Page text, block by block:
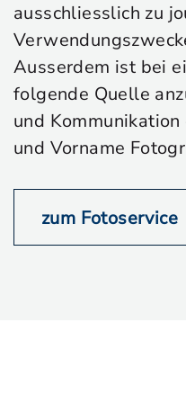
ausschliesslich zu
Ausserdem ist bei
folgende Quelle
und
und Vorname
zum Fotoservice